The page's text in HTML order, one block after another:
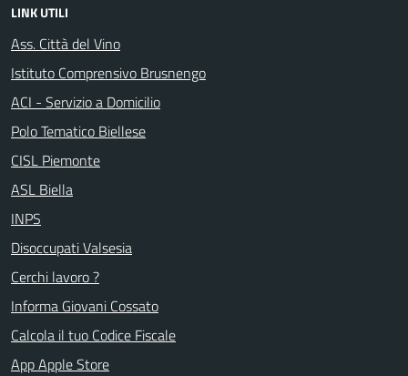
LINK UTILI
Ass. Città del Vino
Istituto Comprensivo Brusnengo
ACI - Servizio a Domicilio
Polo Tematico Biellese
CISL Piemonte
ASL Biella
INPS
Disoccupati Valsesia
Cerchi lavoro ?
Informa Giovani Cossato
Calcola il tuo Codice Fiscale
App Apple Store